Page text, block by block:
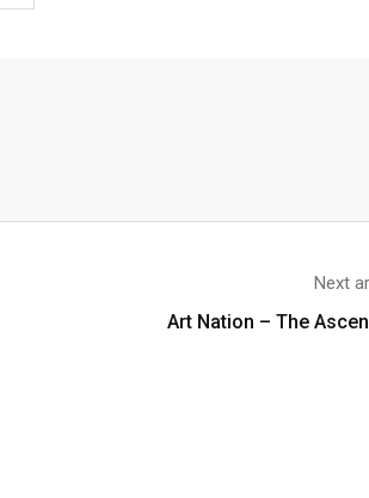
Next
Art Nation – The